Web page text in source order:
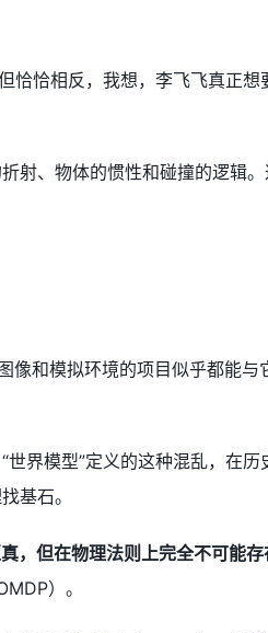
恰恰相反，我想，李飞飞真正
、物体的惯性和碰撞的逻辑。
像和模拟环境的项目似乎都能
界模型”定义的这种混乱，在
基石。
，但在物理法则上完全不可能存
）。